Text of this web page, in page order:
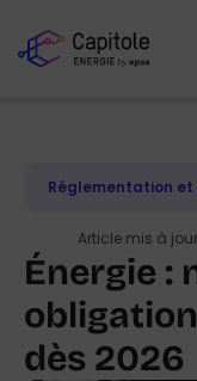
Réglementation et
Article mis à
Énergie :
dès 2026